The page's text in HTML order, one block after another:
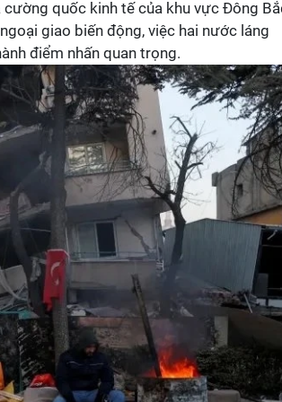
quốc kinh tế của khu vực Đông
giao biến động, việc hai nước láng
điểm nhấn quan trọng.